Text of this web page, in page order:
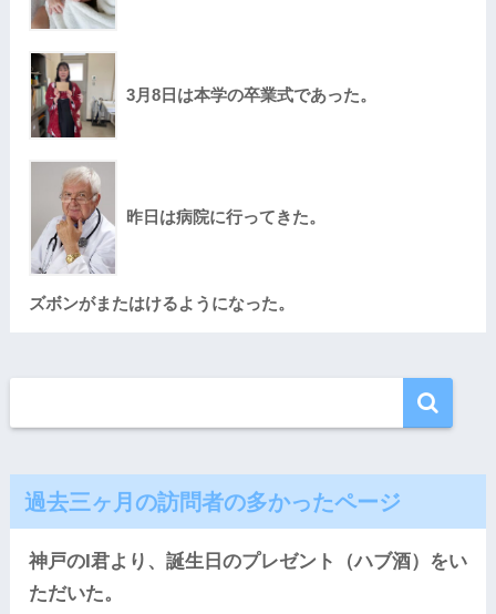
3月8日は本学の卒業式であった。
昨日は病院に行ってきた。
ズボンがまたはけるようになった。
過去三ヶ月の訪問者の多かったページ
神戸のI君より、誕生日のプレゼント（ハブ酒）をい
ただいた。